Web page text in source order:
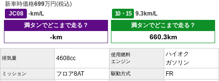
新車時価格699万円(税込)
JC08
-km/L 10・15
9.3km/L
満タンでどこまで走る？
-km
満タンでどこまで走る？
660.3km
排気量 4608cc
使用燃料
エンジン
ハイオク
ガソリン
ミッション フロア8AT 駆動方式 FR